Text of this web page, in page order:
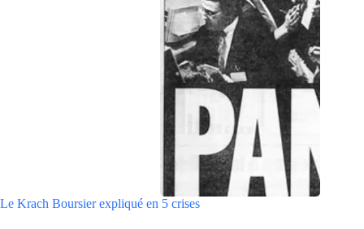
Le Krach Boursier expliqué en 5 crises